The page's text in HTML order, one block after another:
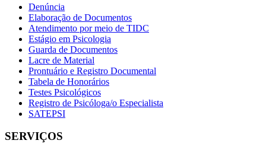
Denúncia
Elaboração de Documentos
Atendimento por meio de TIDC
Estágio em Psicologia
Guarda de Documentos
Lacre de Material
Prontuário e Registro Documental
Tabela de Honorários
Testes Psicológicos
Registro de Psicóloga/o Especialista
SATEPSI
SERVIÇOS